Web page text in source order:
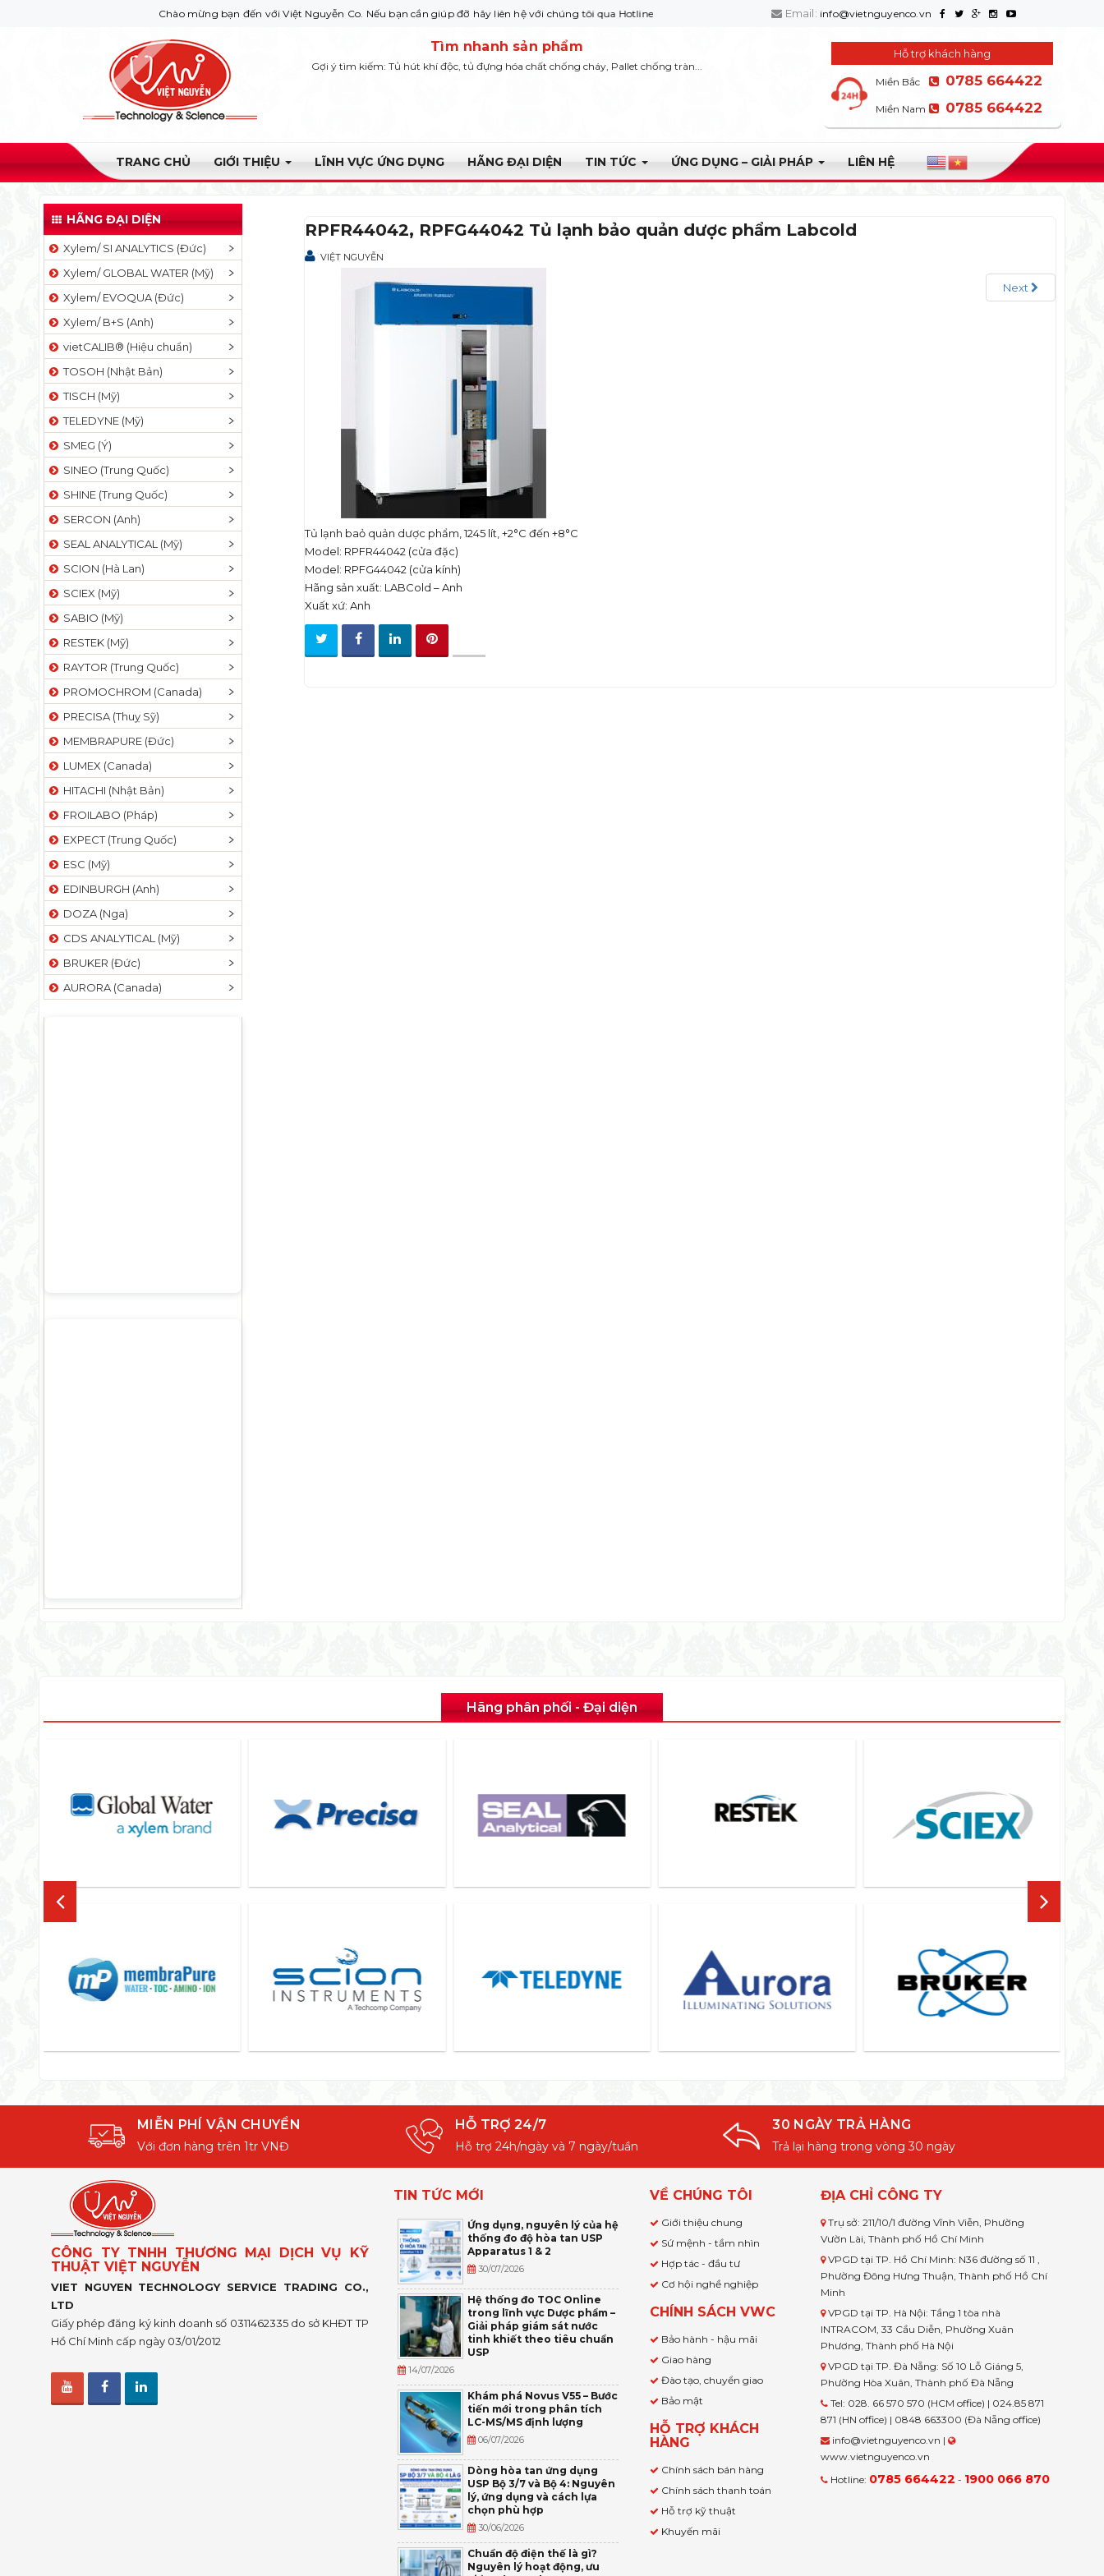
Chào mừng bạn đến với Việt Nguyễn Co. Nếu bạn cần giúp đỡ hãy liên hệ với chúng tôi qua Hotline: 0932 664422 Email: info@vietnguyenco.vn
Tìm nhanh sản phẩm
Gợi ý tìm kiếm: Tủ hút khí độc, tủ đựng hóa chất chống cháy, Pallet chống tràn...
Hỗ trợ khách hàng
Miền Bắc 0785 664422
Miền Nam 0785 664422
TRANG CHỦ GIỚI THIỆU LĨNH VỰC ỨNG DỤNG HÃNG ĐẠI DIỆN TIN TỨC ỨNG DỤNG – GIẢI PHÁP LIÊN HỆ
RPFR44042, RPFG44042 Tủ lạnh bảo quản dược phẩm Labcold
VIỆT NGUYỄN
Next
Tủ lạnh baỏ quản dược phẩm, 1245 lít, +2°C đến +8°C
Model: RPFR44042 (cửa đặc)
Model: RPFG44042 (cửa kính)
Hãng sản xuất: LABCold – Anh
Xuất xứ: Anh
HÃNG ĐẠI DIỆN
Xylem/ SI ANALYTICS (Đức)
Xylem/ GLOBAL WATER (Mỹ)
Xylem/ EVOQUA (Đức)
Xylem/ B+S (Anh)
vietCALIB® (Hiệu chuẩn)
TOSOH (Nhật Bản)
TISCH (Mỹ)
TELEDYNE (Mỹ)
SMEG (Ý)
SINEO (Trung Quốc)
SHINE (Trung Quốc)
SERCON (Anh)
SEAL ANALYTICAL (Mỹ)
SCION (Hà Lan)
SCIEX (Mỹ)
SABIO (Mỹ)
RESTEK (Mỹ)
RAYTOR (Trung Quốc)
PROMOCHROM (Canada)
PRECISA (Thuỵ Sỹ)
MEMBRAPURE (Đức)
LUMEX (Canada)
HITACHI (Nhật Bản)
FROILABO (Pháp)
EXPECT (Trung Quốc)
ESC (Mỹ)
EDINBURGH (Anh)
DOZA (Nga)
CDS ANALYTICAL (Mỹ)
BRUKER (Đức)
AURORA (Canada)
Hãng phân phối - Đại diện
MIỄN PHÍ VẬN CHUYỂN
Với đơn hàng trên 1tr VNĐ
HỖ TRỢ 24/7
Hỗ trợ 24h/ngày và 7 ngày/tuần
30 NGÀY TRẢ HÀNG
Trả lại hàng trong vòng 30 ngày
CÔNG TY TNHH THƯƠNG MẠI DỊCH VỤ KỸ
THUẬT VIỆT NGUYỄN
VIET NGUYEN TECHNOLOGY SERVICE TRADING CO.,
LTD
Giấy phép đăng ký kinh doanh số 0311462335 do sở KHĐT TP
Hồ Chí Minh cấp ngày 03/01/2012
TIN TỨC MỚI
Ứng dụng, nguyên lý của hệ
thống đo độ hòa tan USP
Apparatus 1 & 2
30/07/2026
Hệ thống đo TOC Online
trong lĩnh vực Dược phẩm –
Giải pháp giám sát nước
tinh khiết theo tiêu chuẩn
USP
14/07/2026
Khám phá Novus V55 – Bước
tiến mới trong phân tích
LC-MS/MS định lượng
06/07/2026
Dòng hòa tan ứng dụng
USP Bộ 3/7 và Bộ 4: Nguyên
lý, ứng dụng và cách lựa
chọn phù hợp
30/06/2026
Chuẩn độ điện thế là gì?
Nguyên lý hoạt động, ưu
VỀ CHÚNG TÔI
Giới thiệu chung
Sứ mệnh - tầm nhìn
Hợp tác - đầu tư
Cơ hội nghề nghiệp
CHÍNH SÁCH VWC
Bảo hành - hậu mãi
Giao hàng
Đào tạo, chuyển giao
Bảo mật
HỖ TRỢ KHÁCH
HÀNG
Chính sách bán hàng
Chính sách thanh toán
Hỗ trợ kỹ thuật
Khuyến mãi
ĐỊA CHỈ CÔNG TY
Trụ sở: 211/10/1 đường Vĩnh Viễn, Phường
Vườn Lài, Thành phố Hồ Chí Minh
VPGD tại TP. Hồ Chí Minh: N36 đường số 11 ,
Phường Đông Hưng Thuận, Thành phố Hồ Chí
Minh
VPGD tại TP. Hà Nội: Tầng 1 tòa nhà
INTRACOM, 33 Cầu Diễn, Phường Xuân
Phương, Thành phố Hà Nội
VPGD tại TP. Đà Nẵng: Số 10 Lỗ Giáng 5,
Phường Hòa Xuân, Thành phố Đà Nẵng
Tel: 028. 66 570 570 (HCM office) | 024.85 871
871 (HN office) | 0848 663300 (Đà Nẵng office)
info@vietnguyenco.vn |
www.vietnguyenco.vn
Hotline: 0785 664422 - 1900 066 870